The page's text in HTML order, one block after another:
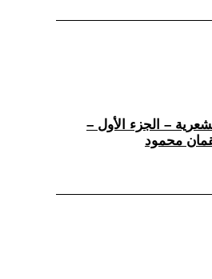
– الجزء الأول –
محمود